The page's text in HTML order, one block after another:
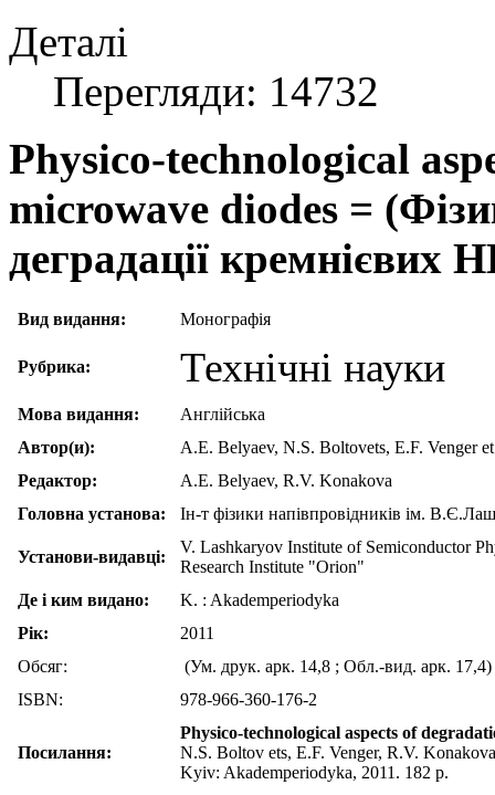
Деталі
Перегляди: 14732
Physico-technological
microwave diodes =
деградації кремнієвих
Вид видання: Монографія
Рубрика: Технічні науки
Мова видання:
Англійська
Автор(и):
A.E. Belyaev, N.S. Boltovets, E.F. Venger
Редактор:
A.E. Belyaev, R.V. Konakova
Головна установа:
Ін-т фізики напівпровідників ім.
Установи-видавці:
V. Lashkaryov Institute of Semiconductor
Research Institute "Orion"
Де і ким видано:
K. : Akademperiodyka
Рік:
2011
Обсяг:
(Ум. друк. арк. 14,8 ; Обл.-вид. арк. 17,4)
ISBN:
978-966-360-176-2
Посилання:
Physico-technological aspects of
N.S. Boltov ets, E.F. Venger, R.V.
Kyiv: Akademperiodyka, 2011. 182 p.